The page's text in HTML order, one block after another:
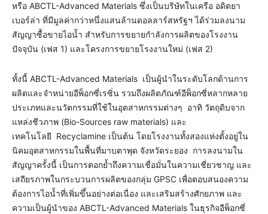
หรือ ABCTL-Advanced Materials ซึ่งเป็นบริษัทในเครือ อดิตยา
เบอร์ล่า ที่มีมูลค่ากว่าหนึ่งแสนล้านดอลลาร์สหรัฐฯ ได้ร่วมลงนาม
สัญญาซื้อขายไอน้ำ สำหรับการขยายกำลังการผลิตของโรงงาน
ปัจจุบัน (เฟส 1) และโครงการขยายโรงงานใหม่ (เฟส 2)
ทั้งนี้ ABCTL-Advanced Materials เป็นผู้นำในระดับโลกด้านการ
ผลิตและจำหน่ายอีพ็อกซี่เรซิ่น รวมถึงผลิตภัณฑ์อีพ็อกซี่หลากหลาย
ประเภทและนวัตกรรมที่ใช้ในอุตสาหกรรมต่างๆ อาทิ วัตถุดิบจาก
แหล่งชีวภาพ (Bio-Sources raw materials) และ
เทคโนโลยี Recyclamine เป็นต้น โดยโรงงานทั้งสองแห่งตั้งอยู่ใน
นิคมอุตสาหกรรมในพื้นที่มาบตาพุด จังหวัดระยอง การลงนามใน
สัญญาครั้งนี้ เป็นการตอกย้ำถึงความเชื่อมั่นในความเชี่ยวชาญ และ
เสถียรภาพในกระบวนการผลิตของกลุ่ม GPSC เพื่อตอบสนองความ
ต้องการไอน้ำที่เพิ่มขึ้นอย่างต่อเนื่อง และเสริมสร้างศักยภาพ และ
ความเป็นผู้นำของ ABCTL-Advanced Materials ในธุรกิจอีพ็อกซี่